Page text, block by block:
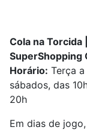
Cola na
SuperShopping
Horário: Terça
sábados, das
20h
Em dias de